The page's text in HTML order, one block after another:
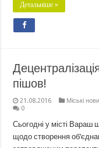
Детальніше »
пішов!
21.08.2016 Міські
0
Сьогодні у місті Вараш
щодо створення